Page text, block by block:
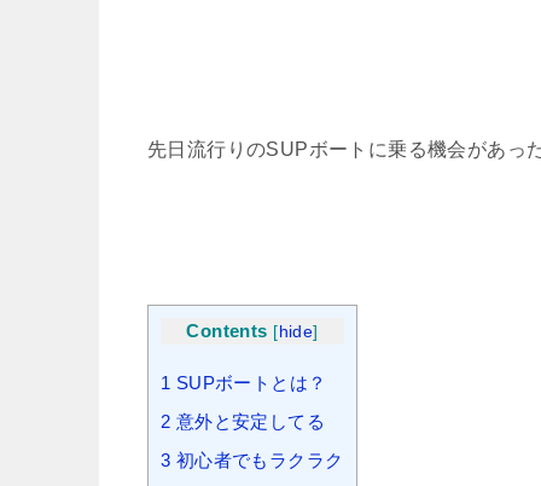
先日流行りのSUPボートに乗る機会があっ
Contents [ hide]
1 SUPボートとは？
2 意外と安定してる
3 初心者でもラクラク